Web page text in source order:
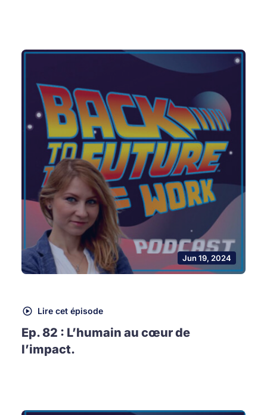
Jun 19, 2024
Lire cet épisode
Ep. 82 : L’humain au cœur de
l’impact.